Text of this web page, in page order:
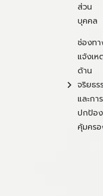
ส่วน
บุคคล
ช่องท
แจ้งเห
ด้าน
จริยธร
และการ
ปกป้อง
คุ้มคร